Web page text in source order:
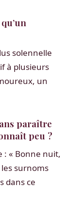
solennelle
à plusieurs
un
paraître
peu ?
: « Bonne nuit,
surnoms
dans ce